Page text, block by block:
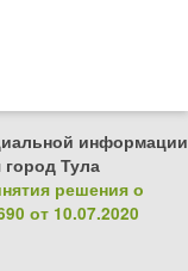
информации
Тула
решения о
от 10.07.2020